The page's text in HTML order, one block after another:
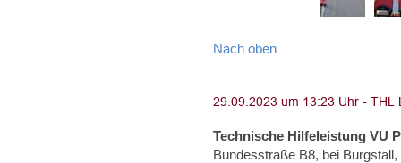
Nach oben
Technische Hilfeleistung VU
Bundesstraße B8, bei